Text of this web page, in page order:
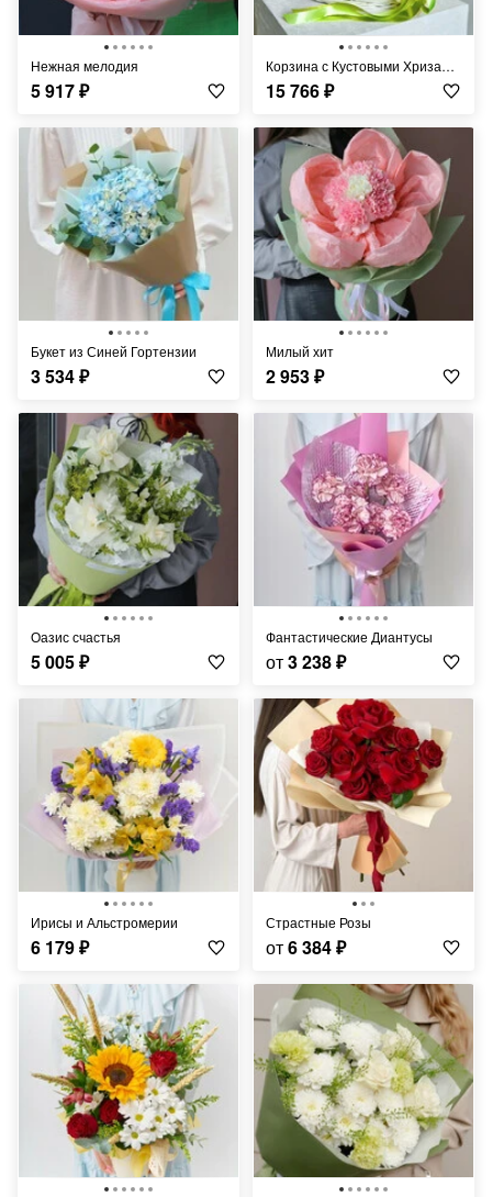
Нежная мелодия
5 917₽
Корзина с Кустовыми Хризантемами
15 766₽
Букет из Синей Гортензии
3 534₽
Милый хит
2 953₽
Оазис счастья
5 005₽
Фантастические Диантусы
от3 238₽
Ирисы и Альстромерии
6 179₽
Страстные Розы
от6 384₽